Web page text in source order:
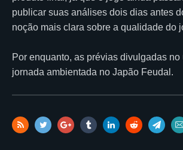
publicar suas análises dois dias antes
noção mais clara sobre a qualidade do
Por enquanto, as prévias divulgadas
jornada ambientada no Japão Feudal.